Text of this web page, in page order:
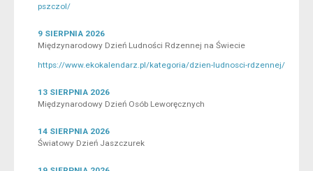
pszczol/
9 SIERPNIA 2026
Międzynarodowy Dzień Ludności Rdzennej na Świecie
https://www.ekokalendarz.pl/kategoria/dzien-ludnosci-rdzennej/
13 SIERPNIA 2026
Międzynarodowy Dzień Osób Leworęcznych
14 SIERPNIA 2026
Światowy Dzień Jaszczurek